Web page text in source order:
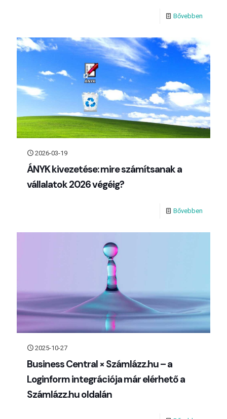
Bővebben
2026-03-19
ÁNYK kivezetése: mire számítsanak a
vállalatok 2026 végéig?
Bővebben
2025-10-27
Business Central × Számlázz.hu – a
Loginform integrációja már elérhető a
Számlázz.hu oldalán